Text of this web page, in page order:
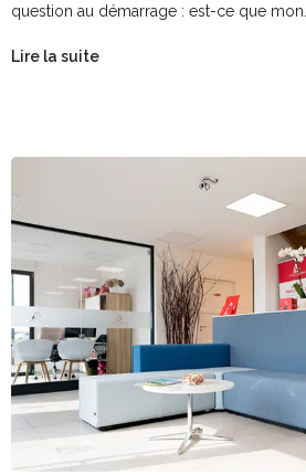
question au démarrage : est-ce que mon...
Lire la suite